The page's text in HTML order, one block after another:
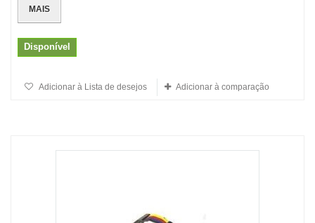
MAIS
Disponível
Adicionar à Lista de desejos Adicionar à comparação